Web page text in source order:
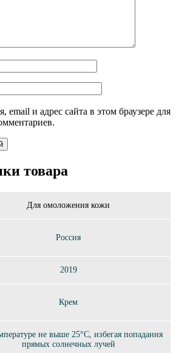
email и адрес сайта в этом браузере для
товара
Для омоложения кожи
Россия
2019
Крем
не выше 25°C, избегая попадания
прямых солнечных лучей